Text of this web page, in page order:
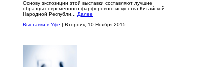
Основу экспозиции этой выставки составляют лучшие
образцы современного фарфорового искусства Китайской
Народной Республи... Далее
Выставки в Уфе | Вторник, 10 Ноября 2015